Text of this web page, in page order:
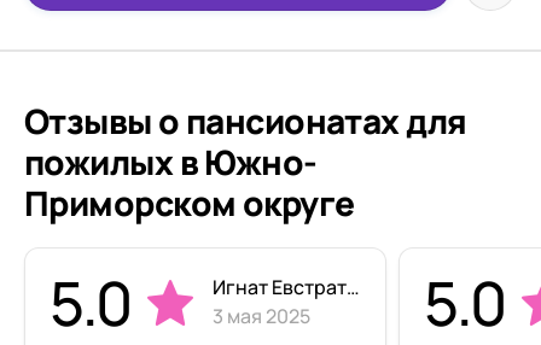
Отзывы о пансионатах для
пожилых в Южно-
Приморском округе
5.0
Игнат Евстратов
3 мая 2025
5.0